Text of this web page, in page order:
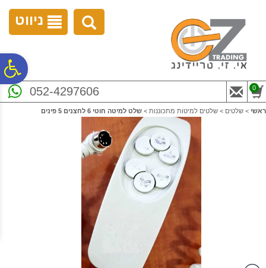
נגישות
ניווט
052-4297606 0
ראשי > שלטים > שלטים למיטות מתכוננות > שלט למיטה חוטי 6 לחצנים 5 פינים